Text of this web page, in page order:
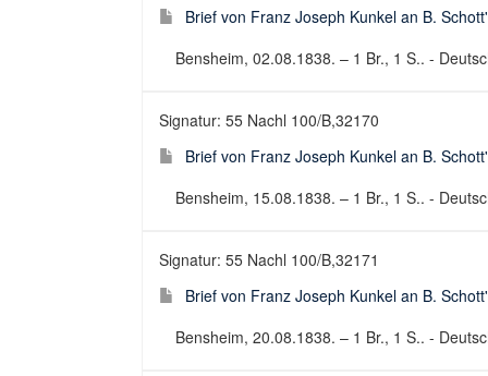
Brief von Franz Joseph Kunkel an B.
Bensheim, 02.08.1838. – 1 Br., 1 S.. -
Signatur: 55 Nachl 100/B,32170
Brief von Franz Joseph Kunkel an B.
Bensheim, 15.08.1838. – 1 Br., 1 S.. -
Signatur: 55 Nachl 100/B,32171
Brief von Franz Joseph Kunkel an B.
Bensheim, 20.08.1838. – 1 Br., 1 S.. -